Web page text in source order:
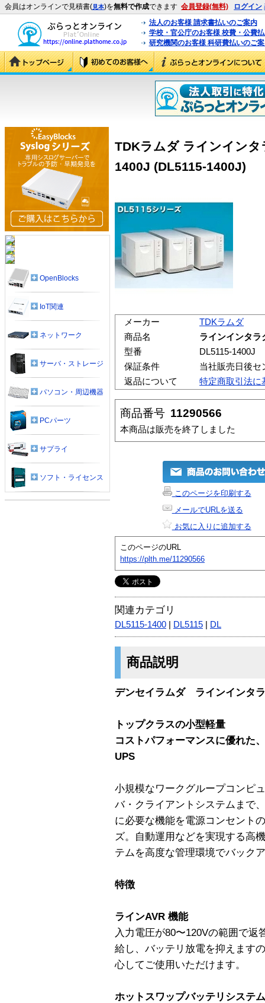
会員はオンラインで見積書(見本)を無料で作成できます 会員登録(無料) ログイン
法人のお客様 請求書払いのご案内
学校・官公庁のお客様 校費・公費
研究機関のお客様 科研費払いのご
TDKラムダ ラインイン
1400J (DL5115-1400J)
メーカー
TDKラムダ
商品名
ラインインタ
型番
DL5115-1400J
保証条件
当社販売日後セ
返品について
特定商取引法に
商品番号 11290566
本商品は販売を終了しました
このページを印刷する
メールでURLを送る
お気に入りに追加する
このページのURL
https://plth.me/11290566
関連カテゴリ
DL5115-1400 DL5115 DL
商品説明
デンセイラムダ ラインインタ
トップクラスの小型軽量
コストパフォーマンスに優れた
UPS
小規模なワークグループコンピ
バ・クライアントシステムまで
に必要な機能を電源コンセント
ズ。自動運用などを実現する高
テムを高度な管理環境でバック
特徴
ラインAVR 機能
入力電圧が80〜120Vの範囲で
給し、バッテリ放電を抑えます
心してご使用いただけます。
ホットスワップバッテリシステム
OpenBlocks
IoT関連
ネットワーク
サーバ・ストレージ
パソコン・周辺機器
PCパーツ
サプライ
ソフト・ライセンス